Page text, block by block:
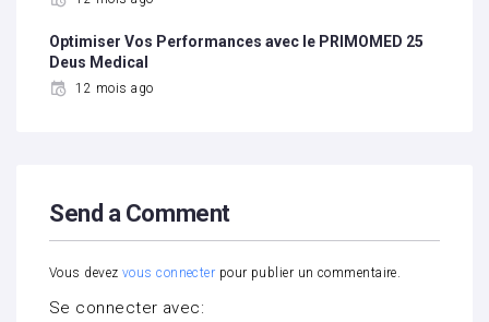
Optimiser Vos Performances avec le PRIMOMED 25
Deus Medical
12 mois ago
Send a Comment
Vous devez vous connecter pour publier un commentaire.
Se connecter avec: